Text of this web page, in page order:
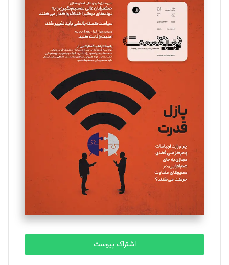
سروش کرمیان
تحریریه
مینا پاکدل
یسنا امان‌پور
تحریریه
ملینا جعفری
تحریریه
مصطفی مسجدی آرانی
تحریریه
بابک نقاش
اشتراک پیوست